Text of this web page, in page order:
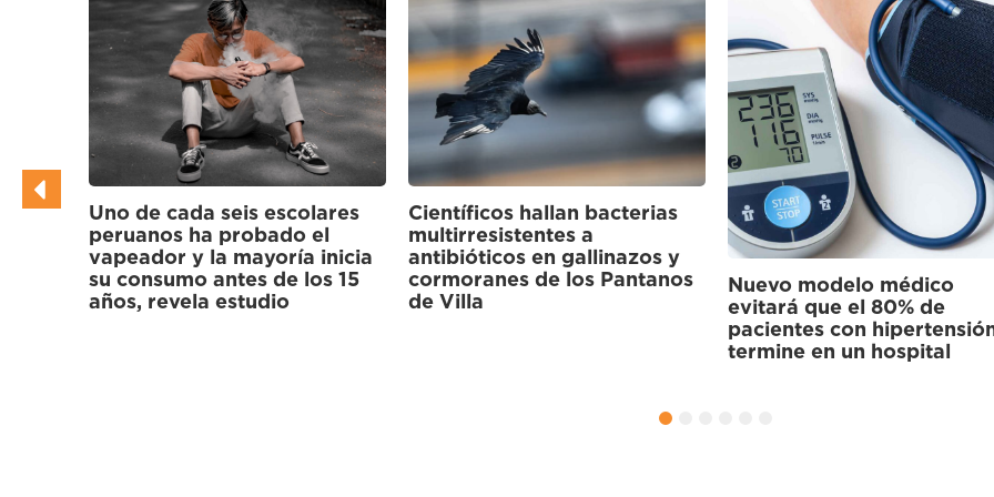
Científicos hallan bacterias
multirresistentes a
antibióticos en gallinazos y
cormoranes de los Pantanos
de Villa
Nuevo modelo médico
evitará que el 80% de
¿Qué hace que un
identifique como parte de
una cultura originaria? Un
estudio responde
4